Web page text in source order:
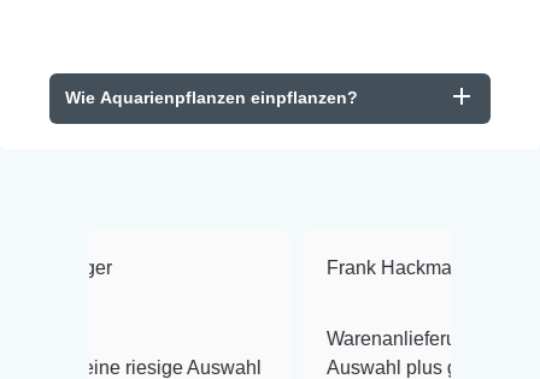
Wie Aquarienpflanzen einpflanzen?
riesige Auswahl
Frank Hackmayer ★★★★
Warenanlieferung Top und die
Auswahl plus gesundheitliches